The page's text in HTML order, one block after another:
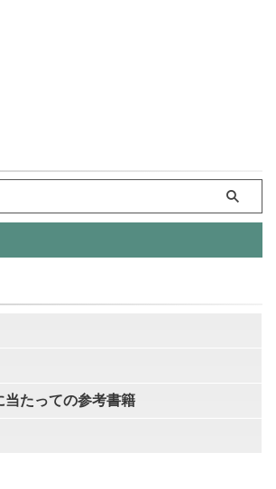
当たっての参考書籍